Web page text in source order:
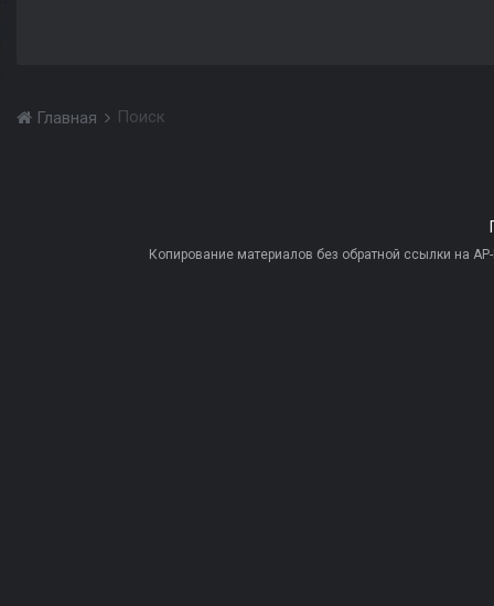
Главная Поиск
Копирование материалов без обратной ссылки на